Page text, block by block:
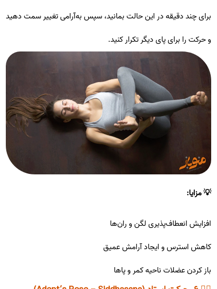
برای چند دقیقه در این حالت بمانید، سپس به‌آرامی تغییر سمت دهید
و حرکت را برای پای دیگر تکرار کنید.
💡 مزایا:
افزایش انعطاف‌پذیری لگن و ران‌ها
کاهش استرس و ایجاد آرامش عمیق
باز کردن عضلات ناحیه کمر و پاها